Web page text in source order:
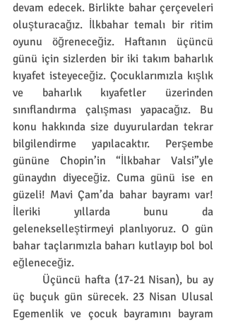
devam edecek. Birlikte bahar çerçeveleri
oluşturacağız. İlkbahar temalı bir ritim
oyunu öğreneceğiz. Haftanın üçüncü
günü için sizlerden bir iki takım baharlık
kıyafet isteyeceğiz. Çocuklarımızla kışlık
ve baharlık kıyafetler üzerinden
sınıflandırma çalışması yapacağız. Bu
konu hakkında size duyurulardan tekrar
bilgilendirme yapılacaktır. Perşembe
gününe Chopin’in “İlkbahar Valsi”yle
günaydın diyeceğiz. Cuma günü ise en
güzeli! Mavi Çam’da bahar bayramı var!
İleriki yıllarda bunu da
gelenekselleştirmeyi planlıyoruz. O gün
bahar taçlarımızla baharı kutlayıp bol bol
eğleneceğiz.
üç buçuk gün sürecek. 23 Nisan Ulusal
Egemenlik ve çocuk bayramını bayram